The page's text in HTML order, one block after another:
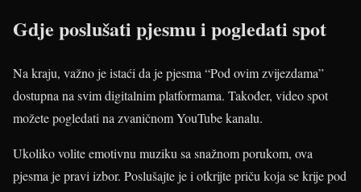
Gdje poslušati pjesmu i pogledati spot
Na kraju, važno je istaći da je pjesma “Pod ovim zvijezdama”
dostupna na svim digitalnim platformama. Također, video spot
možete pogledati na zvaničnom YouTube kanalu.
Ukoliko volite emotivnu muziku sa snažnom porukom, ova
pjesma je pravi izbor. Poslušajte je i otkrijte priču koja se krije pod